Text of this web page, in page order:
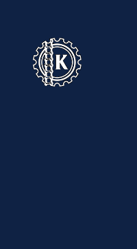
Take a virtual tour